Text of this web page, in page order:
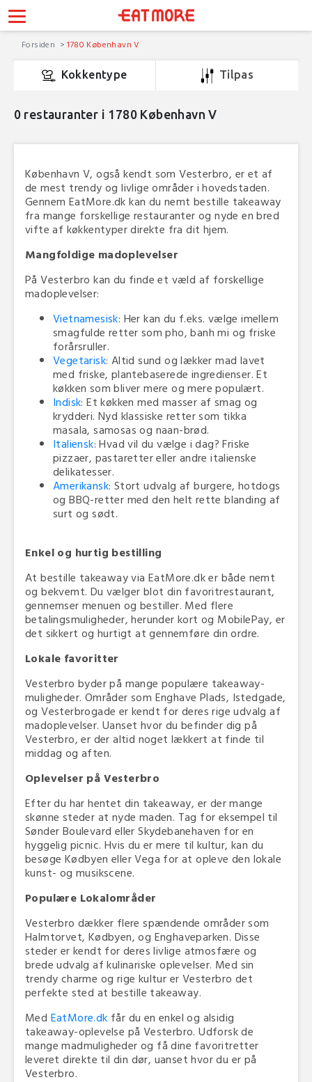
Forsiden 1780 København V
Kokkentype Tilpas
0 restauranter i 1780 København V
København V, også kendt som Vesterbro, er et af
de mest trendy og livlige områder i hovedstaden.
Gennem EatMore.dk kan du nemt bestille takeaway
fra mange forskellige restauranter og nyde en bred
vifte af køkkentyper direkte fra dit hjem.
Mangfoldige madoplevelser
På Vesterbro kan du finde et væld af forskellige
madoplevelser:
Vietnamesisk: Her kan du f.eks. vælge imellem
smagfulde retter som pho, banh mi og friske
forårsruller.
Vegetarisk: Altid sund og lækker mad lavet
med friske, plantebaserede ingredienser. Et
køkken som bliver mere og mere populært.
Indisk: Et køkken med masser af smag og
krydderi. Nyd klassiske retter som tikka
masala, samosas og naan-brød.
Italiensk: Hvad vil du vælge i dag? Friske
pizzaer, pastaretter eller andre italienske
delikatesser.
Amerikansk: Stort udvalg af burgere, hotdogs
og BBQ-retter med den helt rette blanding af
surt og sødt.
Enkel og hurtig bestilling
At bestille takeaway via EatMore.dk er både nemt
og bekvemt. Du vælger blot din favoritrestaurant,
gennemser menuen og bestiller. Med flere
betalingsmuligheder, herunder kort og MobilePay, er
det sikkert og hurtigt at gennemføre din ordre.
Lokale favoritter
Vesterbro byder på mange populære takeaway-
muligheder. Områder som Enghave Plads, Istedgade,
og Vesterbrogade er kendt for deres rige udvalg af
madoplevelser. Uanset hvor du befinder dig på
Vesterbro, er der altid noget lækkert at finde til
middag og aften.
Oplevelser på Vesterbro
Efter du har hentet din takeaway, er der mange
skønne steder at nyde maden. Tag for eksempel til
Sønder Boulevard eller Skydebanehaven for en
hyggelig picnic. Hvis du er mere til kultur, kan du
besøge Kødbyen eller Vega for at opleve den lokale
kunst- og musikscene.
Populære Lokalområder
Vesterbro dækker flere spændende områder som
Halmtorvet, Kødbyen, og Enghaveparken. Disse
steder er kendt for deres livlige atmosfære og
brede udvalg af kulinariske oplevelser. Med sin
trendy charme og rige kultur er Vesterbro det
perfekte sted at bestille takeaway.
Med EatMore.dk får du en enkel og alsidig
takeaway-oplevelse på Vesterbro. Udforsk de
mange madmuligheder og få dine favoritretter
leveret direkte til din dør, uanset hvor du er på
Vesterbro.